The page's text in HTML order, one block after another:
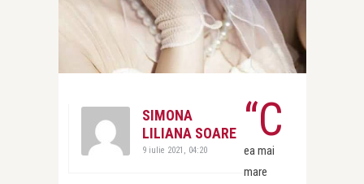
SIMONA
LILIANA SOARE
9 iulie 2021, 04:20
“C
ea mai
mare